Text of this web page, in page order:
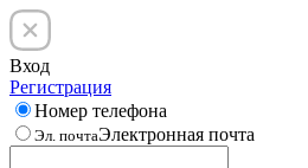
Вход
Регистрация
Номер телефона
Эл. почтаЭлектронная почта